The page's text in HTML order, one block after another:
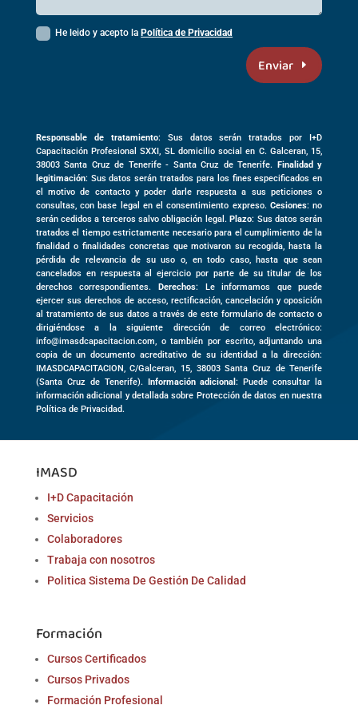
He leido y acepto laPolítica de Privacidad
Enviar
Responsable de tratamiento: Sus datos serán tratados por I+D
Capacitación Profesional SXXI, SL domicilio social en C. Galceran, 15,
38003Santa Cruz de Tenerife - Santa Cruz de Tenerife. Finalidad y
legitimación: Sus datos serán tratados para los fines especificados en
el motivo de contacto y poder darle respuesta a sus peticiones o
consultas, con base legal en el consentimiento expreso. Cesiones: no
serán cedidos a terceros salvo obligación legal.Plazo: Sus datos serán
tratados el tiempo estrictamente necesario para el cumplimiento de la
finalidad o finalidades concretas que motivaron su recogida, hasta la
pérdida de relevancia de su uso o, en todo caso, hasta que sean
cancelados en respuesta al ejercicio por parte de su titular de los
derechos correspondientes. Derechos: Le informamos que puede
ejercer sus derechos de acceso, rectificación, cancelación y oposición
al tratamiento de sus datos a través de este formulario de contacto o
dirigiéndose a la siguiente dirección de correo electrónico:
info@imasdcapacitacion.com, o también por escrito, adjuntando una
copia de un documento acreditativo de su identidad a la dirección:
IMASDCAPACITACION,C/Galceran, 15, 38003Santa Cruz de Tenerife
(Santa Cruz de Tenerife).Información adicional: Puede consultar la
información adicional y detallada sobre Protección de datos en nuestra
Política de Privacidad.
IMASD
I+D Capacitación
Servicios
Colaboradores
Trabaja con nosotros
Politica Sistema De Gestión De Calidad
Formación
Cursos Certificados
Cursos Privados
Formación Profesional